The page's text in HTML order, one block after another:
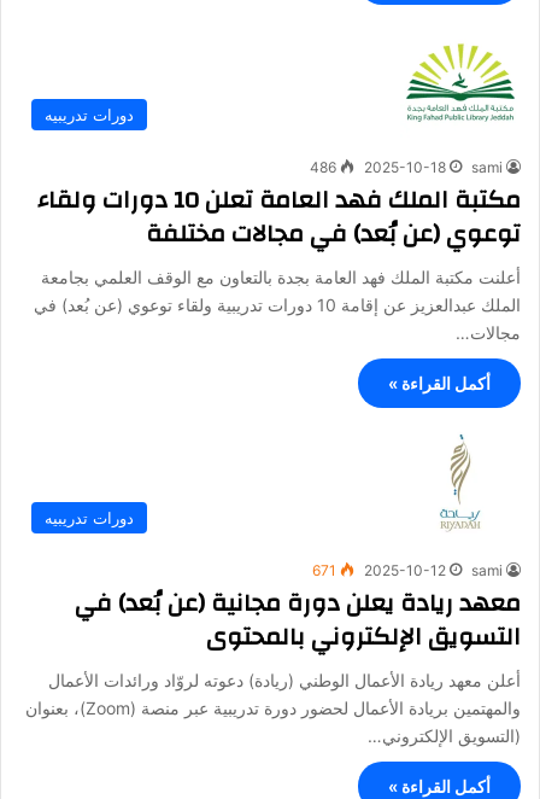
دورات تدريبيه
sami
2025-10-18
486
مكتبة الملك فهد العامة تعلن 10 دورات ولقاء
توعوي (عن بُعد) في مجالات مختلفة
أعلنت مكتبة الملك فهد العامة بجدة بالتعاون مع الوقف العلمي بجامعة
الملك عبدالعزيز عن إقامة 10 دورات تدريبية ولقاء توعوي (عن بُعد) في
مجالات…
أكمل القراءة »
دورات تدريبيه
sami
2025-10-12
671
معهد ريادة يعلن دورة مجانية (عن بُعد) في
التسويق الإلكتروني بالمحتوى
أعلن معهد ريادة الأعمال الوطني (ريادة) دعوته لروّاد ورائدات الأعمال
والمهتمين بريادة الأعمال لحضور دورة تدريبية عبر منصة (Zoom)، بعنوان
(التسويق الإلكتروني…
أكمل القراءة »